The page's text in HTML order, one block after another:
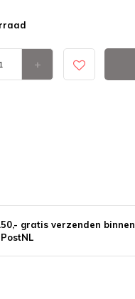
+
gratis verzenden binnen